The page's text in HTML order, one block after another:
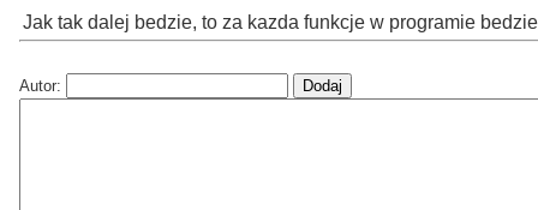
Jak tak dalej bedzie, to za kazda funkcje w programie
Autor: